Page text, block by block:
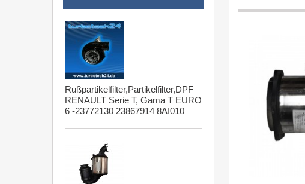
Rußpartikelfilter,Partikelfilter,DPF
RENAULT Serie T, Gama T EURO
6 -23772130 23867914 8AI010